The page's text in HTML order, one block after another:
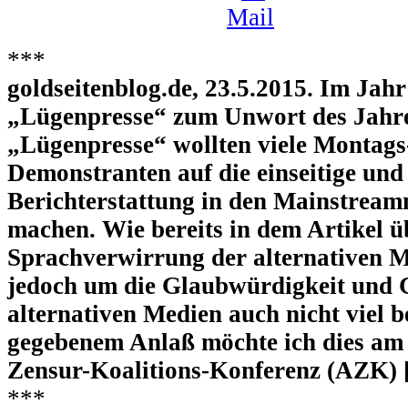
***
goldseitenblog.de, 23.5.2015. Im
„Lügenpresse“ zum Unwort des
„Lügenpresse“ wollten viele
Demonstranten auf die einseitige
Berichterstattung in den
machen. Wie bereits in dem Artikel
Sprachverwirrung der alternativen
jedoch um die Glaubwürdigkeit und
alternativen Medien auch nicht viel
gegebenem Anlaß möchte ich dies
Zensur-Koalitions-Konferenz (AZK)
***